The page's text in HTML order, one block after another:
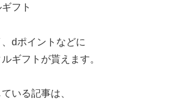
フト
dポイントなどに
ギフトが貰えます。
いる記事は、